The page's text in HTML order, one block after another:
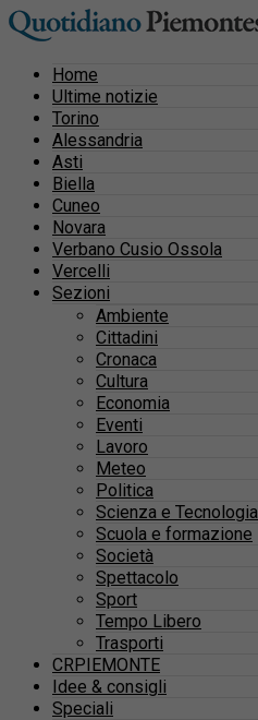
Home
Ultime notizie
Torino
Alessandria
Asti
Biella
Cuneo
Novara
Verbano Cusio Ossola
Vercelli
Sezioni
Ambiente
Cittadini
Cronaca
Cultura
Economia
Eventi
Lavoro
Meteo
Politica
Scienza e Tecnologia
Scuola e formazione
Società
Spettacolo
Sport
Tempo Libero
Trasporti
CRPIEMONTE
Idee & consigli
Speciali